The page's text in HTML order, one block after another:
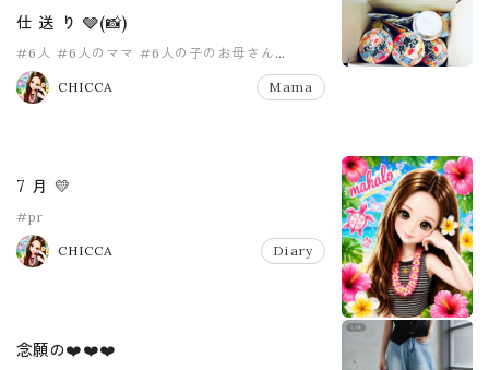
仕 送 り 🩶(📸)
#6人 #6人のママ #6人の子のお母さん
#8人家族
CHICCA
Mama
7 月 💛
#pr
CHICCA Diary
念願の❤️❤️❤️